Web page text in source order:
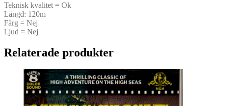
Teknisk kvalitet = Ok
Längd: 120m
Färg = Nej
Ljud = Nej
Relaterade produkter